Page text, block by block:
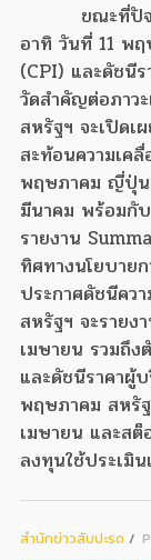
ขณะที่ปั
อาทิ วันที่ 11 พ
(CPI) และดัชนี
วัดสำคัญต่อภาว
สหรัฐฯ จะเปิดเ
สะท้อนความเค
พฤษภาคม ญี่ปุ่น
มีนาคม พร้อมกั
รายงาน
ทิศทางนโยบาย
ประกาศดัชนีคว
สหรัฐฯ จะรายง
เมษายน รวมถึง
และดัชนีราคาผู้
พฤษภาคม สหรั
เมษายน และส
ลงทุนใช้ประเมิ
สํานักข่าวสับปะรด